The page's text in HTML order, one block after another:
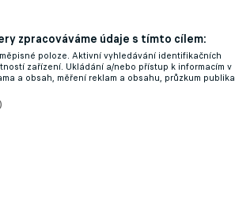
budoucnosti
zpracováváme údaje s tímto cílem:
poloze. Aktivní vyhledávání identifikačních
zařízení. Ukládání a/nebo přístup k informacím v
a obsah, měření reklam a obsahu, průzkum publika